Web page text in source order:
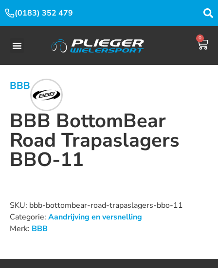
(0183) 352 479
0
BBB
BBB BottomBear
Road Trapaslagers
BBO-11
SKU: bbb-bottombear-road-trapaslagers-bbo-11
Categorie: Aandrijving en versnelling
Merk: BBB